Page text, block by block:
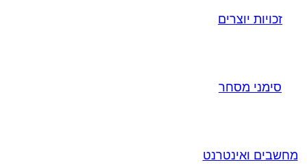
זכויות יוצרים
סימני מסחר
מחשבים ואינטרנט